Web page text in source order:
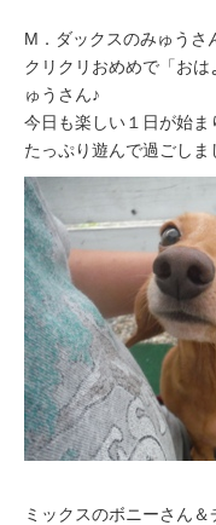
M．ダックスのみゅうさ
クリクリおめめで「お
ゅうさん♪
今日も楽しい１日が始
たっぷり遊んで過ごしま
ミックスのボニーさん